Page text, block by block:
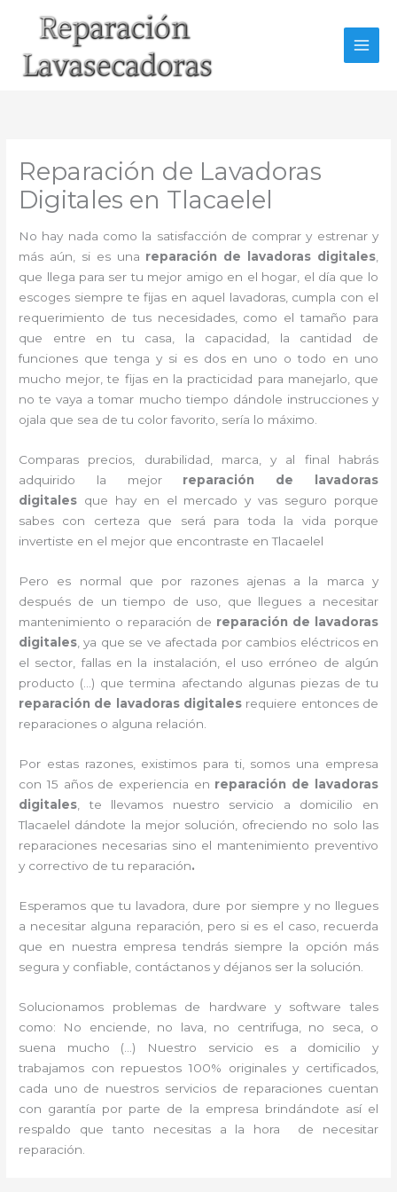
Reparación de Lavadoras
Digitales en Tlacaelel
No hay nada como la satisfacción de comprar y estrenar y
más aún, si es una reparación de lavadoras digitales,
que llega para ser tu mejor amigo en el hogar, el día que lo
escoges siempre te fijas en aquel lavadoras, cumpla con el
requerimiento de tus necesidades, como el tamaño para
que entre en tu casa, la capacidad, la cantidad de
funciones que tenga y si es dos en uno o todo en uno
mucho mejor, te fijas en la practicidad para manejarlo, que
no te vaya a tomar mucho tiempo dándole instrucciones y
ojala que sea de tu color favorito, sería lo máximo.
Comparas precios, durabilidad, marca, y al final habrás
adquirido la mejor reparación de lavadoras
digitales que hay en el mercado y vas seguro porque
sabes con certeza que será para toda la vida porque
invertiste en el mejor que encontraste en Tlacaelel
Pero es normal que por razones ajenas a la marca y
después de un tiempo de uso, que llegues a necesitar
mantenimiento o reparación de reparación de lavadoras
digitales , ya que se ve afectada por cambios eléctricos en
el sector, fallas en la instalación, el uso erróneo de algún
producto (…) que termina afectando algunas piezas de tu
reparación de lavadoras digitales requiere entonces de
reparaciones o alguna relación.
Por estas razones, existimos para ti, somos una empresa
con 15 años de experiencia en reparación de lavadoras
digitales , te llevamos nuestro servicio a domicilio en
Tlacaelel dándote la mejor solución, ofreciendo no solo las
reparaciones necesarias sino el mantenimiento preventivo
y correctivo de tu reparación.
Esperamos que tu lavadora, dure por siempre y no llegues
a necesitar alguna reparación, pero si es el caso, recuerda
que en nuestra empresa tendrás siempre la opción más
segura y confiable, contáctanos y déjanos ser la solución.
Solucionamos problemas de hardware y software tales
como: No enciende, no lava, no centrifuga, no seca, o
suena mucho (…) Nuestro servicio es a domicilio y
trabajamos con repuestos 100% originales y certificados,
cada uno de nuestros servicios de reparaciones cuentan
con garantía por parte de la empresa brindándote así el
respaldo que tanto necesitas a la hora de necesitar
reparación.